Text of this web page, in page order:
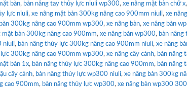
bàn, bàn nâng tay thủy lực niuli wp300, xe nâng mặt bàn chữ x,
lực niuli, xe nâng mặt bàn 300kg nâng cao 900mm niuli, xe
300kg nâng cao 900mm wp300, xe nâng bàn, xe nâng bàn
mặt bàn 300kg nâng cao 900mm, xe nâng bàn wp300, bàn nâng
niuli, bàn nâng thủy lực 300kg nâng cao 900mm niuli, xe nâng
lực 300kg nâng cao 900mm wp300, xe nâng cây cảnh, bàn nâng
bàn 1x, bàn nâng thủy lực 300kg nâng cao 900mm, bàn nâng
cây cảnh, bàn nâng thủy lực wp300 niuli, xe nâng bàn 300kg
cao 900mm, bàn nâng thủy lực wp300, xe nâng bàn wp300